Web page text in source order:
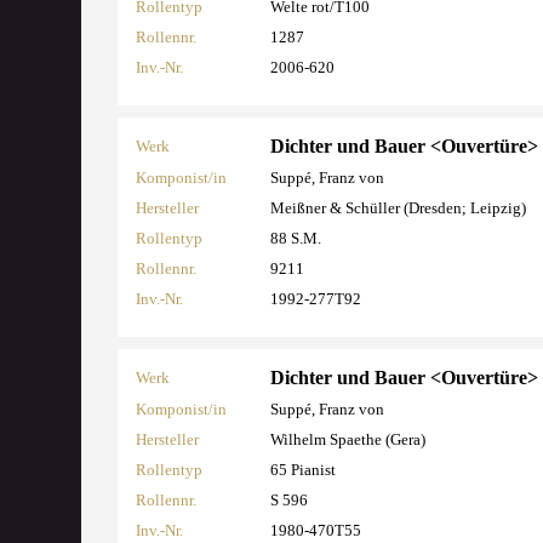
Rollentyp
Welte rot/T100
Rollennr.
1287
Inv.-Nr.
2006-620
Werk Dichter und Bauer <Ouvertüre>
Komponist/in
Suppé, Franz von
Hersteller
Meißner & Schüller (Dresden; Leipzig)
Rollentyp
88 S.M.
Rollennr.
9211
Inv.-Nr.
1992-277T92
Werk Dichter und Bauer <Ouvertüre>
Komponist/in
Suppé, Franz von
Hersteller
Wilhelm Spaethe (Gera)
Rollentyp
65 Pianist
Rollennr.
S 596
Inv.-Nr.
1980-470T55